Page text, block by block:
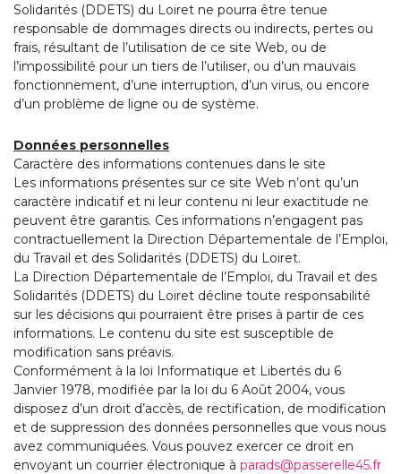
Solidarités (DDETS) du Loiret ne pourra être tenue
responsable de dommages directs ou indirects, pertes ou
frais, résultant de l’utilisation de ce site Web, ou de
l’impossibilité pour un tiers de l’utiliser, ou d’un mauvais
fonctionnement, d’une interruption, d’un virus, ou encore
d’un problème de ligne ou de système.
Données personnelles
Caractère des informations contenues dans le site
Les informations présentes sur ce site Web n’ont qu’un
caractère indicatif et ni leur contenu ni leur exactitude ne
peuvent être garantis. Ces informations n’engagent pas
contractuellement la Direction Départementale de l’Emploi,
du Travail et des Solidarités (DDETS) du Loiret.
La Direction Départementale de l’Emploi, du Travail et des
Solidarités (DDETS) du Loiret décline toute responsabilité
sur les décisions qui pourraient être prises à partir de ces
informations. Le contenu du site est susceptible de
modification sans préavis.
Conformément à la loi Informatique et Libertés du 6
Janvier 1978, modifiée par la loi du 6 Août 2004, vous
disposez d’un droit d’accès, de rectification, de modification
et de suppression des données personnelles que vous nous
avez communiquées. Vous pouvez exercer ce droit en
envoyant un courrier électronique à parads@passerelle45.fr